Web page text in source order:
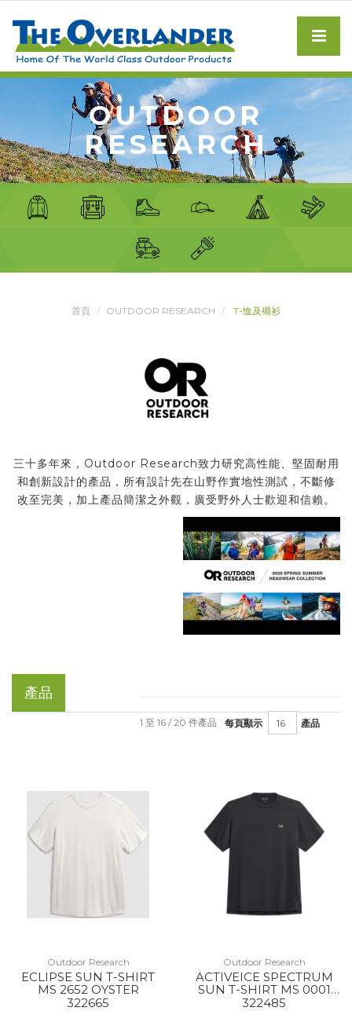
OUTDOOR
RESEARCH
首頁 OUTDOOR RESEARCH T-恤及襯衫
三十多年來，Outdoor Research致力研究高性能、堅固耐用
和創新設計的產品，所有設計先在山野作實地性測試，不斷修
改至完美，加上產品簡潔之外觀，廣受野外人士歡迎和信賴。
產品
每頁顯示 產品
1 至 16 / 20 件產品
Outdoor Research
ECLIPSE SUN T-SHIRT
MS 2652 OYSTER
322665
Outdoor Research
ACTIVEICE SPECTRUM
SUN T-SHIRT MS 0001
BLACK
322485